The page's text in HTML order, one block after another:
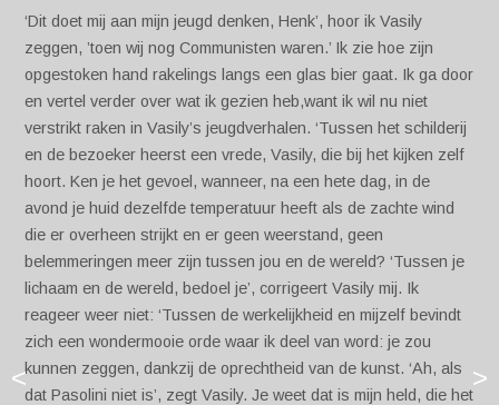
>
<
‘Dit doet mij aan mijn jeugd denken, Henk’, hoor ik Vasily
zeggen, ’toen wij nog Communisten waren.’ Ik zie hoe zijn
opgestoken hand rakelings langs een glas bier gaat. Ik ga door
en vertel verder over wat ik gezien heb,want ik wil nu niet
verstrikt raken in Vasily’s jeugdverhalen. ‘Tussen het schilderij
en de bezoeker heerst een vrede, Vasily, die bij het kijken zelf
hoort. Ken je het gevoel, wanneer, na een hete dag, in de
avond je huid dezelfde temperatuur heeft als de zachte wind
die er overheen strijkt en er geen weerstand, geen
belemmeringen meer zijn tussen jou en de wereld? ‘Tussen je
lichaam en de wereld, bedoel je’, corrigeert Vasily mij. Ik
reageer weer niet: ‘Tussen de werkelijkheid en mijzelf bevindt
zich een wondermooie orde waar ik deel van word: je zou
kunnen zeggen, dankzij de oprechtheid van de kunst. ‘Ah, als
dat Pasolini niet is’, zegt Vasily. Je weet dat is mijn held, die het